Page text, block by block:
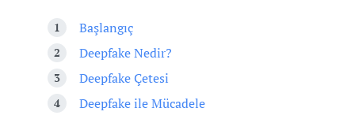
Başlangıç
Deepfake Nedir?
Deepfake Çetesi
Deepfake ile Mücadele